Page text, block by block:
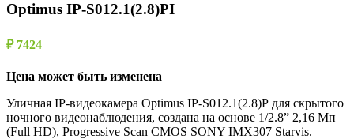
Optimus IP-S012.1(2.8)PI
₽ 7424
Цена может быть изменена
Уличная IP-видеокамера Optimus IP-S012.1(2.8)P для скрытого
ночного видеонаблюдения, создана на основе 1/2.8” 2,16 Мп
(Full HD), Progressive Scan CMOS SONY IMX307 Starvis.